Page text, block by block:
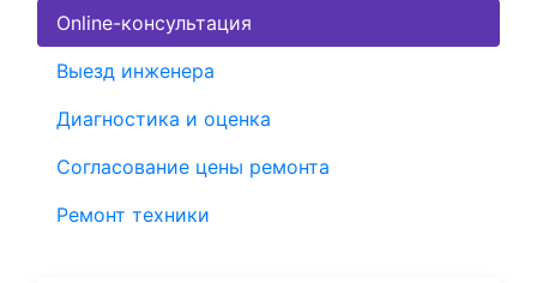
Online-консультация
Выезд инженера
Диагностика и оценка
Согласование цены ремонта
Ремонт техники